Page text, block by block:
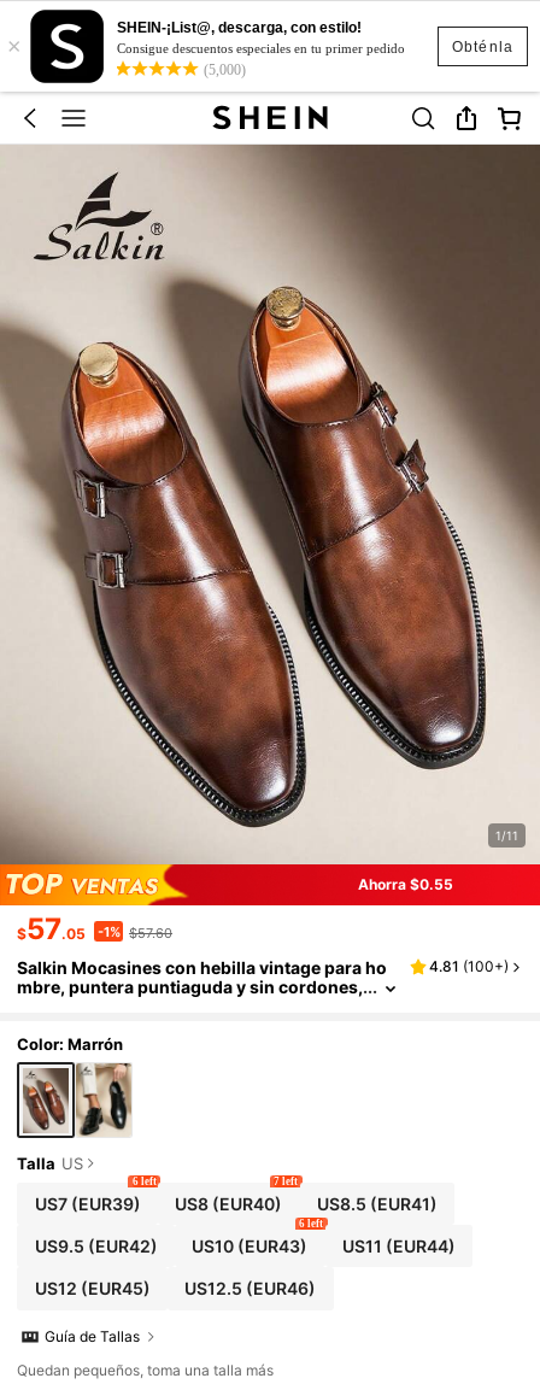
Obténla
×
SHEIN-¡List@, descarga, con estilo!
Consigue descuentos especiales en tu primer pedido
(5,000)
1/11
Ahorra $0.55
$57.05 -1% $57.60
Salkin Mocasines con hebilla vintage para ho
mbre, puntera puntiaguda y sin cordones,
jóvenes, estudiantes, vuelta al colegio, cerem
onia de graduación, oficina, negocios, fiesta,
boda, novio, primavera/verano/otoño, tallas g
randes
4.81 (100+)
Color: Marrón
Talla US
US7(EUR39)
6 left
US8 (EUR40)
7 left
US8.5 (EUR41)
US9.5 (EUR42) US10 (EUR43)
6 left
US11 (EUR44)
US12 (EUR45) US12.5 (EUR46)
Guía de Tallas
Quedan pequeños, toma una talla más